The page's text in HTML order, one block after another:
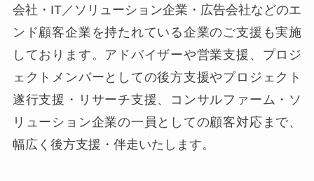
会社・IT／ソリューション企業・広告会社などのエ
ンド顧客企業を持たれている企業のご支援も実施
しております。アドバイザーや営業支援、プロジ
ェクトメンバーとしての後方支援やプロジェクト
遂行支援・リサーチ支援、コンサルファーム・ソ
リューション企業の一員としての顧客対応まで、
幅広く後方支援・伴走いたします。